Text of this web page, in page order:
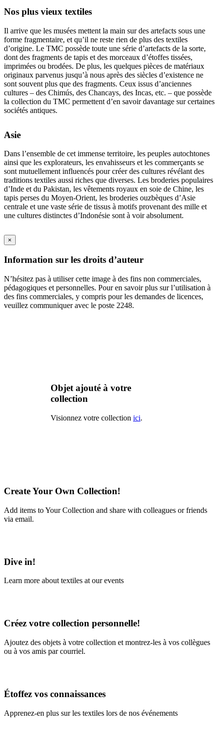
Nos plus vieux textiles
Il arrive que les musées mettent la main sur des artefacts sous une
forme fragmentaire, et qu’il ne reste rien de plus des textiles
d’origine. Le TMC possède toute une série d’artefacts de la sorte,
dont des fragments de tapis et des morceaux d’étoffes tissées,
imprimées ou brodées. De plus, les quelques pièces de matériaux
originaux parvenus jusqu’à nous après des siècles d’existence ne
sont souvent plus que des fragments. Ceux issus d’anciennes
cultures – des Chimús, des Chancays, des Incas, etc. – que possède
la collection du TMC permettent d’en savoir davantage sur certaines
sociétés antiques.
Asie
Dans l’ensemble de cet immense territoire, les peuples autochtones
ainsi que les explorateurs, les envahisseurs et les commerçants se
sont mutuellement influencés pour créer des cultures révélant des
traditions textiles aussi riches que diverses. Les broderies populaires
d’Inde et du Pakistan, les vêtements royaux en soie de Chine, les
tapis perses du Moyen-Orient, les broderies ouzbèques d’Asie
centrale et une vaste série de tissus à motifs provenant des mille et
une cultures distinctes d’Indonésie sont à voir absolument.
×
Information sur les droits d’auteur
N’hésitez pas à utiliser cette image à des fins non commerciales,
pédagogiques et personnelles. Pour en savoir plus sur l’utilisation à
des fins commerciales, y compris pour les demandes de licences,
veuillez communiquer avec le poste 2248.
Objet ajouté à votre
collection
Visionnez votre collection ici.
Create Your Own Collection!
Add items to Your Collection and share with colleagues or friends
via email.
Dive in!
Learn more about textiles at our events
Créez votre collection personnelle!
Ajoutez des objets à votre collection et montrez-les à vos collègues
ou à vos amis par courriel.
Étoffez vos connaissances
Apprenez-en plus sur les textiles lors de nos événements